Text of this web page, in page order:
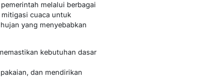
melalui berbagai
cuaca untuk
yang menyebabkan
kebutuhan dasar
dan mendirikan